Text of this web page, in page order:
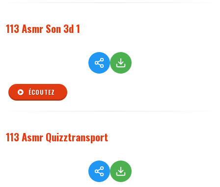
113 Asmr Son 3d 1
ÉCOUTEZ
113 Asmr Quizztransport